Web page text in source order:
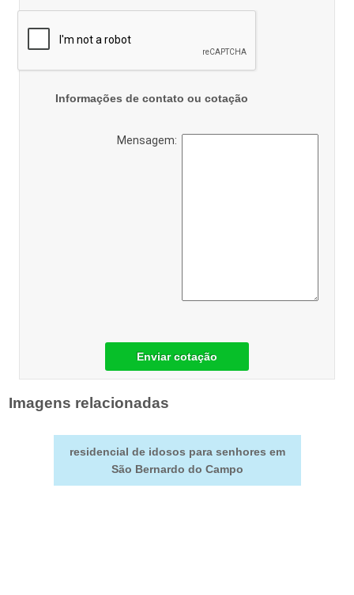
Informações de contato ou cotação
Mensagem:
Enviar cotação
Imagens relacionadas
residencial de idosos para senhores em
São Bernardo do Campo